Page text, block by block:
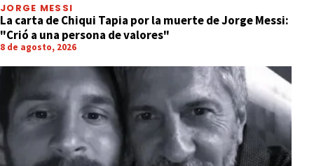
JORGE MESSI
La carta de Chiqui Tapia por la muerte de Jorge Messi:
"Crió a una persona de valores"
8 de agosto, 2026